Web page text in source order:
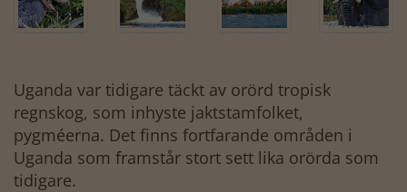
Uganda var tidigare täckt av orörd tropisk
regnskog, som inhyste jaktstamfolket,
pygméerna. Det finns fortfarande områden i
Uganda som framstår stort sett lika orörda som
tidigare.